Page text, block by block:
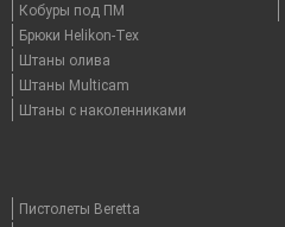
Кобуры под ПМ
Брюки Helikon-Tex
Штаны олива
Штаны Multicam
Штаны с наколенниками
Пистолеты Beretta